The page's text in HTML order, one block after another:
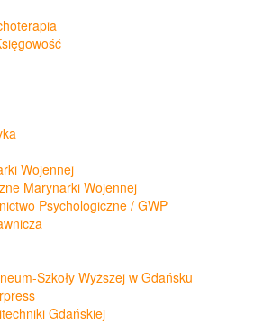
Wojennej
Marynarki Wojennej
Psychologiczne / GWP
Szkoły Wyższej w Gdańsku
Gdańskiej